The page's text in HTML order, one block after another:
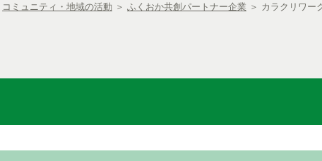
コミュニティ・地域の活動 ＞ ふくおか共創パートナー企業 ＞ カラクリワー